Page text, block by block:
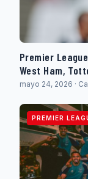
Premier
West Ham,
mayo 24, 2026 ·
PREMIER